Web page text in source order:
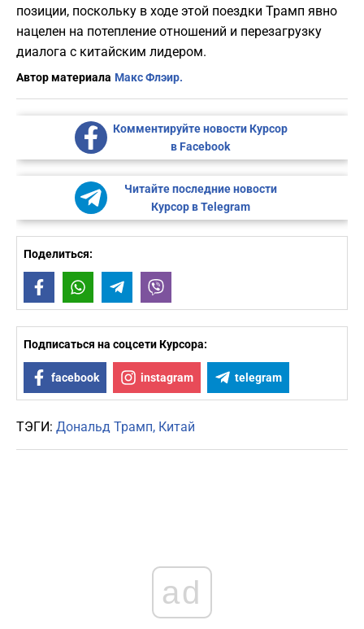
позиции, поскольку в ходе этой поездки Трамп явно
нацелен на потепление отношений и перезагрузку
диалога с китайским лидером.
Автор материала Макс Флэир.
Комментируйте новости Курсор
в Facebook
Читайте последние новости
Курсор в Telegram
Поделиться:
FacebookWhatsAppTelegram
Подписаться на соцсети Курсора:
facebook instagram telegram
ТЭГИ: Дональд Трамп Китай
ad